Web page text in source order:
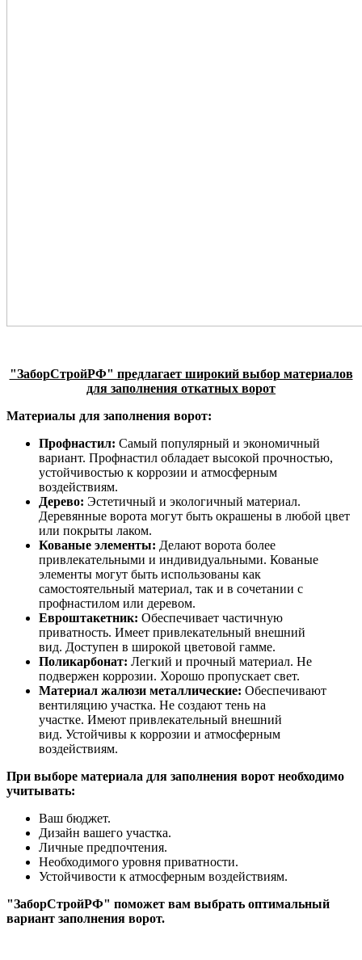
"ЗаборСтройРФ" предлагает широкий выбор материалов
для заполнения откатных ворот
Материалы для заполнения ворот:
Профнастил: Самый популярный и экономичный
вариант. Профнастил обладает высокой прочностью,
устойчивостью к коррозии и атмосферным
воздействиям.
Дерево: Эстетичный и экологичный материал.
Деревянные ворота могут быть окрашены в любой цвет
или покрыты лаком.
Кованые элементы: Делают ворота более
привлекательными и индивидуальными. Кованые
элементы могут быть использованы как
самостоятельный материал, так и в сочетании с
профнастилом или деревом.
Евроштакетник: Обеспечивает частичную
приватность. Имеет привлекательный внешний
вид. Доступен в широкой цветовой гамме.
Поликарбонат: Легкий и прочный материал. Не
подвержен коррозии. Хорошо пропускает свет.
Материал жалюзи металлические: Обеспечивают
вентиляцию участка. Не создают тень на
участке. Имеют привлекательный внешний
вид. Устойчивы к коррозии и атмосферным
воздействиям.
При выборе материала для заполнения ворот необходимо
учитывать:
Ваш бюджет.
Дизайн вашего участка.
Личные предпочтения.
Необходимого уровня приватности.
Устойчивости к атмосферным воздействиям.
"ЗаборСтройРФ" поможет вам выбрать оптимальный
вариант заполнения ворот.